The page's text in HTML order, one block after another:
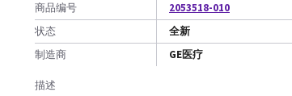
商品编号
2053518-010
状态
全新
制造商
GE医疗
描述